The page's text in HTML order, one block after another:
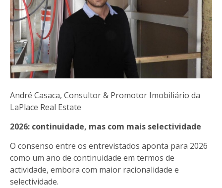
André Casaca, Consultor & Promotor Imobiliário da
LaPlace Real Estate
2026: continuidade, mas com mais selectividade
O consenso entre os entrevistados aponta para 2026
como um ano de continuidade em termos de
actividade, embora com maior racionalidade e
selectividade.